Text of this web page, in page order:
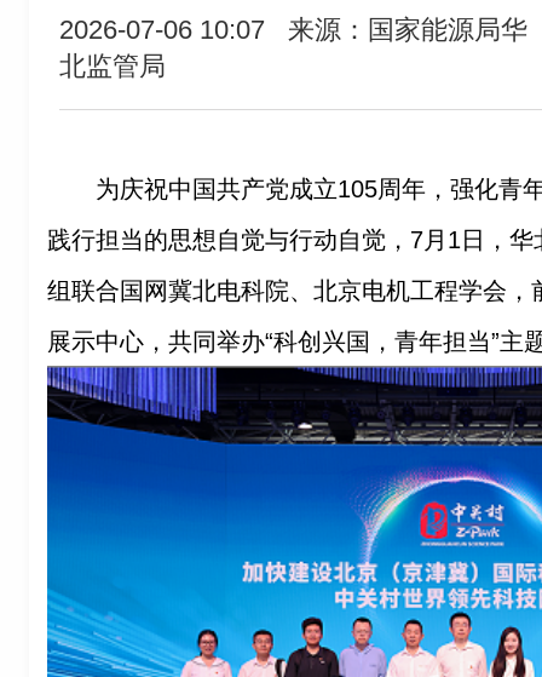
2026-07-06 10:07
来源：国家能源局华
北监管局
为庆祝中国共产党成立105周年，强化青
践行担当的思想自觉与行动自觉，7月1日，
组联合国网冀北电科院、北京电机工程学会
展示中心，共同举办“科创兴国，青年担当”主